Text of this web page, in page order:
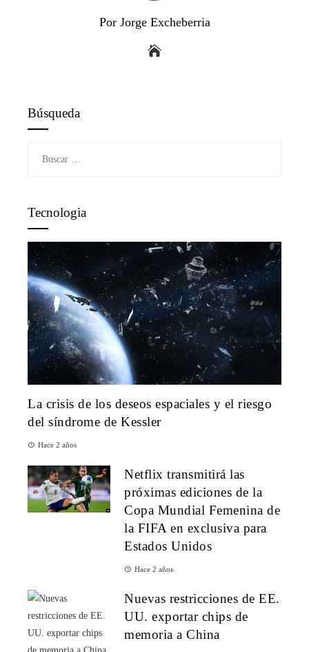
Por Jorge Excheberria
Búsqueda
Tecnologia
La crisis de los deseos espaciales y el riesgo
del síndrome de Kessler
Hace 2 años
Netflix transmitirá las
próximas ediciones de la
Copa Mundial Femenina de
la FIFA en exclusiva para
Estados Unidos
Hace 2 años
Nuevas restricciones de EE.
UU. exportar chips de
memoria a China